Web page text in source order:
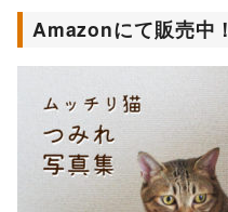
Amazonにて販売中！